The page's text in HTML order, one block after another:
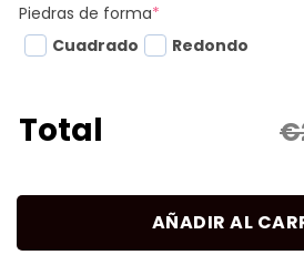
Piedras de forma*
Cuadrado
Redondo
Total
AÑADIR AL